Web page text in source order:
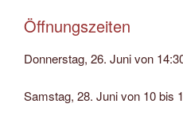
Öffnungszeiten
Donnerstag, 26. Juni von
Samstag, 28. Juni von 10 bis